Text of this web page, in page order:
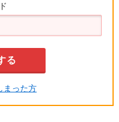
まった方